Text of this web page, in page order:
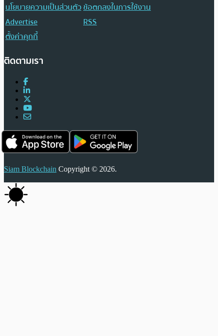
นโยบายความเป็นส่วนตัวข้อตกลงในการใช้งาน
Advertise
RSS
ตั้งค่าคุกกี้
ติดตามเรา
Siam Blockchain Copyright © 2026.